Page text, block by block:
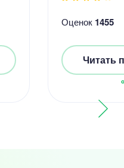
Оценок 1455
Читать